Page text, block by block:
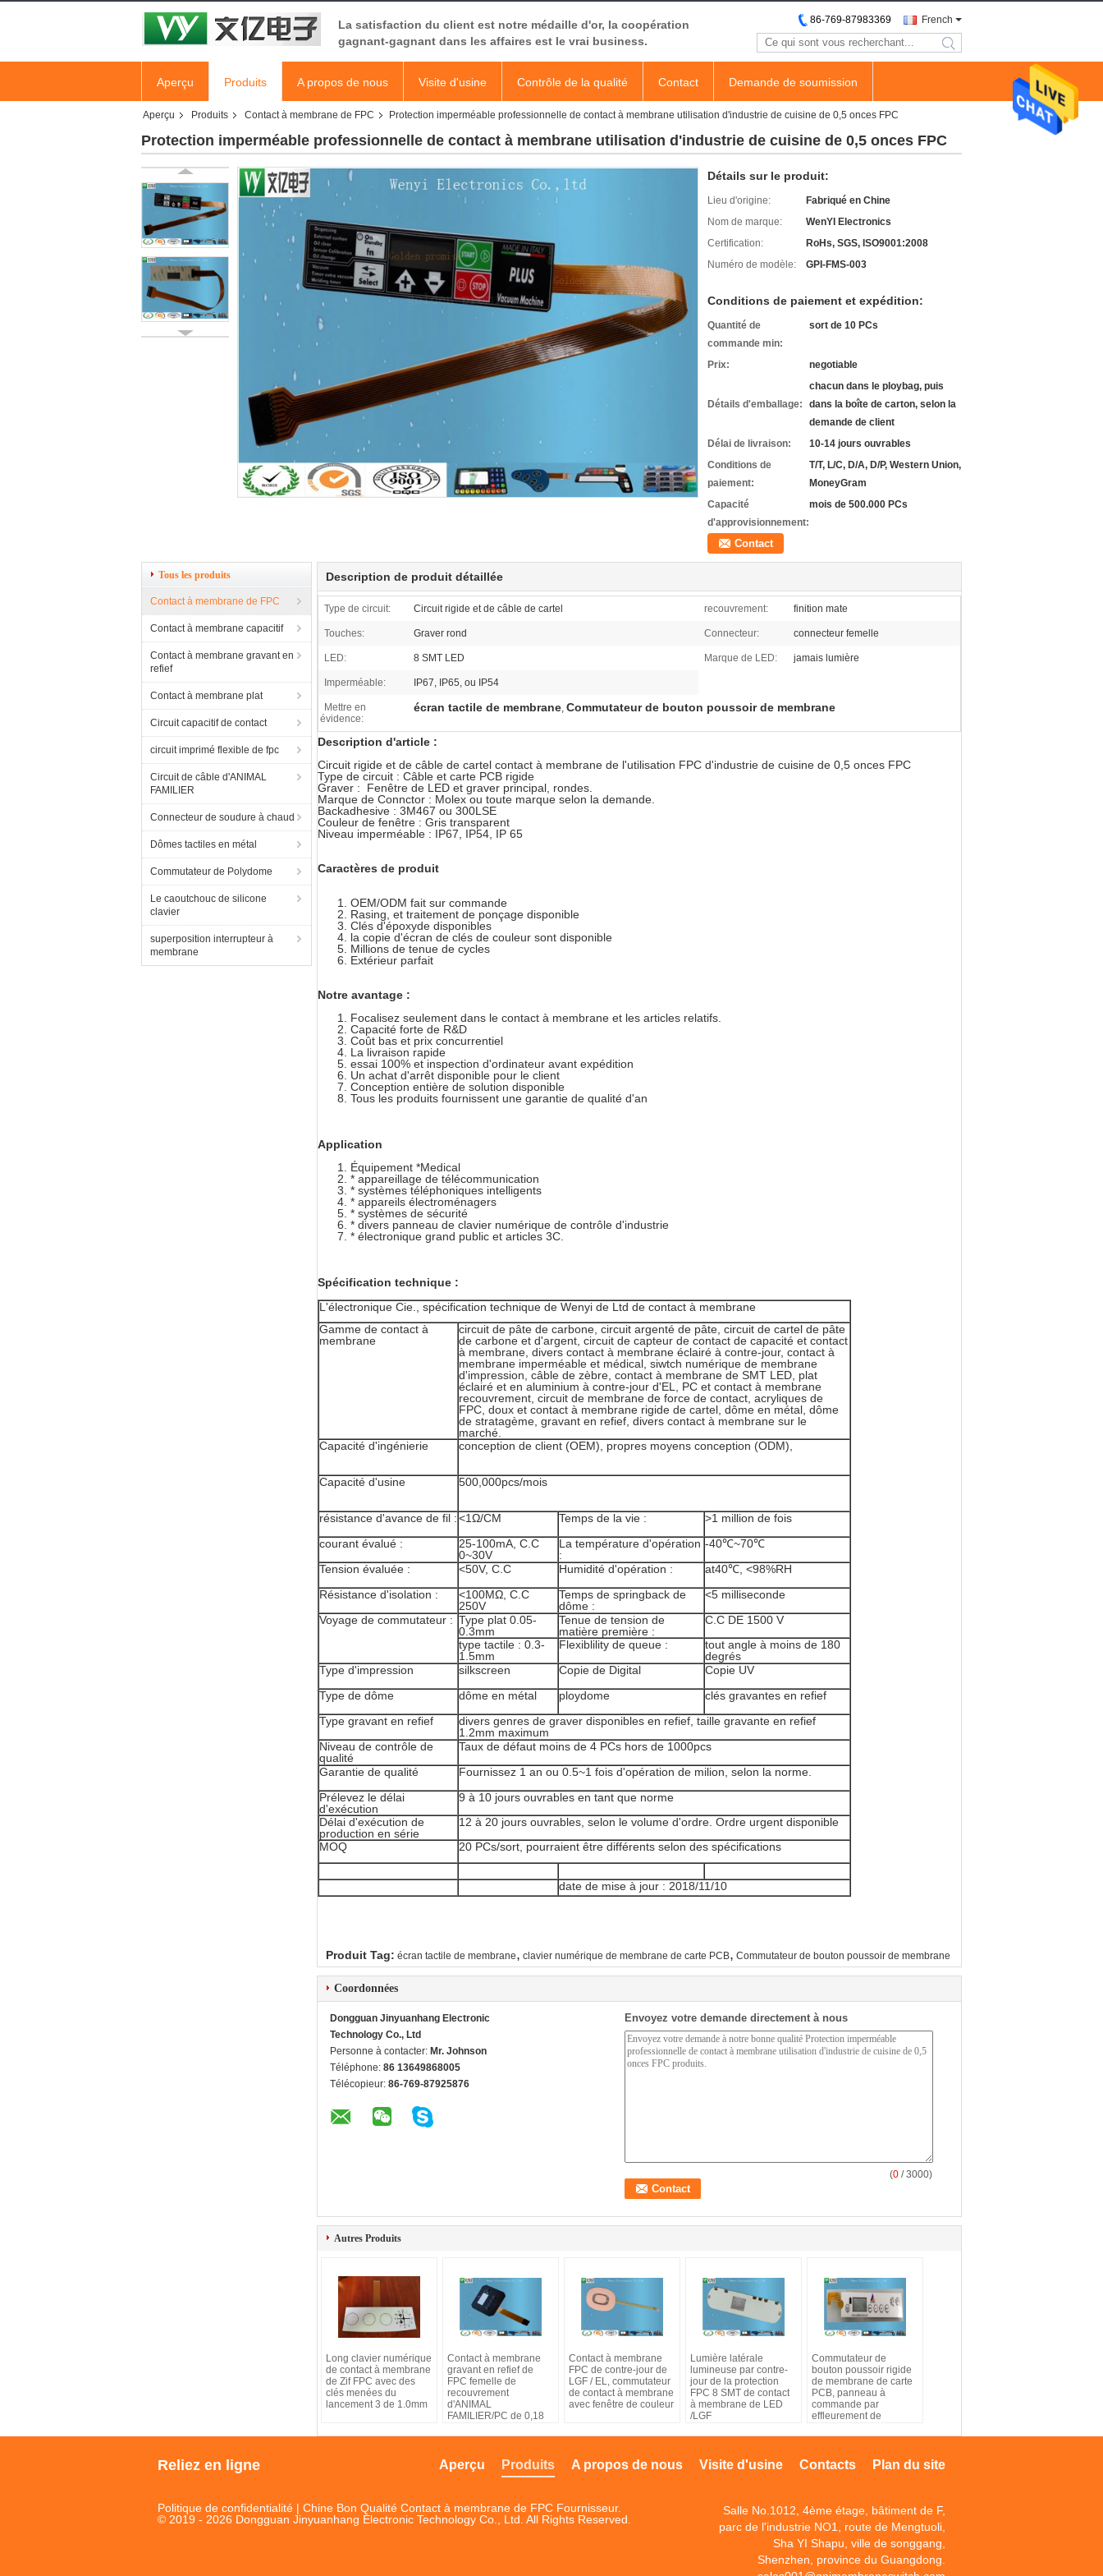
La satisfaction du client est notre médaille d'or, la coopération
gagnant-gagnant dans les affaires est le vrai business.
French
86-769-87983369
search
Aperçu Produits A propos de nous Visite d'usine Contrôle de la qualité Contact Demande de soumission
Aperçu Produits Contact à membrane de FPC Protection imperméable professionnelle de contact à membrane utilisation d'industrie de cuisine de 0,5 onces FPC
Protection imperméable professionnelle de contact à membrane utilisation d'industrie de cuisine de 0,5 onces FPC
Détails sur le produit:
Lieu d'origine:
Fabriqué en Chine
Nom de marque:
WenYI Electronics
Certification:
RoHs, SGS, ISO9001:2008
Numéro de modèle:
GPI-FMS-003
Conditions de paiement et expédition:
Quantité de
commande min:
sort de 10 PCs
Prix: negotiable
Détails d'emballage:
chacun dans le ploybag, puis
dans la boîte de carton, selon la
demande de client
Délai de livraison:
10-14 jours ouvrables
Conditions de
paiement:
T/T, L/C, D/A, D/P, Western Union,
MoneyGram
Capacité
d'approvisionnement:
mois de 500.000 PCs
Contact
Tous les produits
Contact à membrane de FPC
Contact à membrane capacitif
Contact à membrane gravant en
refief
Contact à membrane plat
Circuit capacitif de contact
circuit imprimé flexible de fpc
Circuit de câble d'ANIMAL
FAMILIER
Connecteur de soudure à chaud
Dômes tactiles en métal
Commutateur de Polydome
Le caoutchouc de silicone
clavier
superposition interrupteur à
membrane
Description de produit détaillée
Type de circuit: Circuit rigide et de câble de cartel recouvrement: finition mate
Touches: Graver rond Connecteur: connecteur femelle
LED: 8 SMT LED Marque de LED: jamais lumière
Imperméable: IP67, IP65, ou IP54
Mettre en
évidence:
écran tactile de membrane, Commutateur de bouton poussoir de membrane
Description d'article :
Circuit rigide et de câble de cartel contact à membrane de l'utilisation FPC d'industrie de cuisine de 0,5 onces FPC
Type de circuit : Câble et carte PCB rigide
Graver : Fenêtre de LED et graver principal, rondes.
Marque de Connctor : Molex ou toute marque selon la demande.
Backadhesive : 3M467 ou 300LSE
Couleur de fenêtre : Gris transparent
Niveau imperméable : IP67, IP54, IP 65
Caractères de produit
OEM/ODM fait sur commande
Rasing, et traitement de ponçage disponible
Clés d'époxyde disponibles
la copie d'écran de clés de couleur sont disponible
Millions de tenue de cycles
Extérieur parfait
Notre avantage :
Focalisez seulement dans le contact à membrane et les articles relatifs.
Capacité forte de R&D
Coût bas et prix concurrentiel
La livraison rapide
essai 100% et inspection d'ordinateur avant expédition
Un achat d'arrêt disponible pour le client
Conception entière de solution disponible
Tous les produits fournissent une garantie de qualité d'an
Application
Équipement *Medical
* appareillage de télécommunication
* systèmes téléphoniques intelligents
* appareils électroménagers
* systèmes de sécurité
* divers panneau de clavier numérique de contrôle d'industrie
* électronique grand public et articles 3C.
Spécification technique :
L'électronique Cie., spécification technique de Wenyi de Ltd de contact à membrane
Gamme de contact à
membrane
circuit de pâte de carbone, circuit argenté de pâte, circuit de cartel de pâte
de carbone et d'argent, circuit de capteur de contact de capacité et contact
à membrane, divers contact à membrane éclairé à contre-jour, contact à
membrane imperméable et médical, siwtch numérique de membrane
d'impression, câble de zèbre, contact à membrane de SMT LED, plat
éclairé et en aluminium à contre-jour d'EL, PC et contact à membrane
recouvrement, circuit de membrane de force de contact, acryliques de
FPC, doux et contact à membrane rigide de cartel, dôme en métal, dôme
de stratagème, gravant en refief, divers contact à membrane sur le
marché.
Capacité d'ingénierie
conception de client (OEM), propres moyens conception (ODM),
Capacité d'usine 500,000pcs/mois
résistance d'avance de fil :<1Ω/CM Temps de la vie :
>1 million de fois
courant évalué :
25-100mA, C.C
0~30V
La température d'opération
:
-40℃~70℃
Tension évaluée :
<50V, C.C Humidité d'opération :
at40℃, <98%RH
Résistance d'isolation :
<100MΩ, C.C
250V
Temps de springback de
dôme :
<5 milliseconde
Voyage de commutateur : Type plat 0.05-
0.3mm
Tenue de tension de
matière première :
C.C DE 1500 V
type tactile : 0.3-
1.5mm
Flexiblility de queue :
tout angle à moins de 180
degrés
Type d'impression
silkscreen Copie de Digital
Copie UV
Type de dôme
dôme en métal ploydome
clés gravantes en refief
Type gravant en refief
divers genres de graver disponibles en refief, taille gravante en refief
1.2mm maximum
Niveau de contrôle de
qualité
Taux de défaut moins de 4 PCs hors de 1000pcs
Garantie de qualité
Fournissez 1 an ou 0.5~1 fois d'opération de milion, selon la norme.
Prélevez le délai
d'exécution
9 à 10 jours ouvrables en tant que norme
Délai d'exécution de
production en série
12 à 20 jours ouvrables, selon le volume d'ordre. Ordre urgent disponible
MOQ
20 PCs/sort, pourraient être différents selon des spécifications
date de mise à jour : 2018/11/10
Produit Tag: écran tactile de membrane, clavier numérique de membrane de carte PCB, Commutateur de bouton poussoir de membrane
Coordonnées
Dongguan Jinyuanhang Electronic
Technology Co., Ltd
Personne à contacter: Mr. Johnson
Téléphone: 86 13649868005
Télécopieur: 86-769-87925876
Envoyez votre demande directement à nous
(0 / 3000)
Autres Produits
Long clavier numérique
de contact à membrane
de Zif FPC avec des
clés menées du
lancement 3 de 1.0mm
Contact à membrane
gravant en refief de
FPC femelle de
recouvrement
d'ANIMAL
FAMILIER/PC de 0,18
Contact à membrane
FPC de contre-jour de
LGF / EL, commutateur
de contact à membrane
avec fenêtre de couleur
Lumière latérale
lumineuse par contre-
jour de la protection
FPC 8 SMT de contact
à membrane de LED
/LGF
Commutateur de
bouton poussoir rigide
de membrane de carte
PCB, panneau à
commande par
effleurement de
Reliez en ligne Plan du site
Contacts
Visite d'usine
A propos de nous
Produits
Aperçu
Politique de confidentialité | Chine Bon Qualité Contact à membrane de FPC Fournisseur.
© 2019 - 2026 Dongguan Jinyuanhang Electronic Technology Co., Ltd. All Rights Reserved.
Salle No.1012, 4ème étage, bâtiment de F,
parc de l'industrie NO1, route de Mengtuoli,
Sha YI Shapu, ville de songgang,
Shenzhen, province du Guangdong.